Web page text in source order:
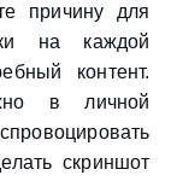
причину для
на каждой
контент.
в личной
скриншот